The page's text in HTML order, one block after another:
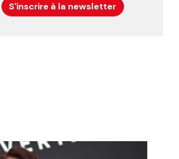
S'inscrire à la newsletter